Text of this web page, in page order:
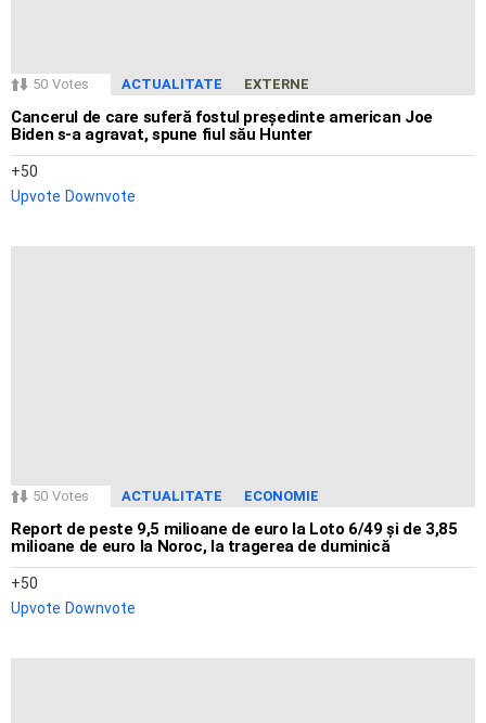
50 Votes ACTUALITATE EXTERNE
Cancerul de care suferă fostul președinte american Joe
Biden s-a agravat, spune fiul său Hunter
50
Upvote Downvote
50 Votes ACTUALITATE ECONOMIE
Report de peste 9,5 milioane de euro la Loto 6/49 și de 3,85
milioane de euro la Noroc, la tragerea de duminică
50
Upvote Downvote